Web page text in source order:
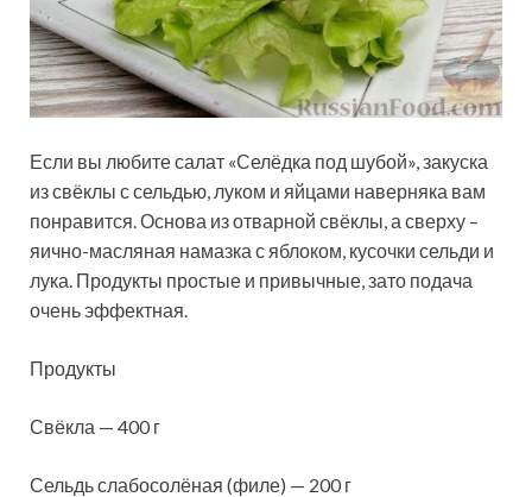
Если вы любите салат «Селёдка под шубой», закуска
из свёклы с сельдью, луком и яйцами наверняка вам
понравится. Основа из отварной свёклы, а сверху –
яично-масляная намазка с яблоком, кусочки сельди и
лука. Продукты простые и привычные, зато подача
очень эффектная.
Продукты
Свёкла — 400 г
Сельдь слабосолёная (филе) — 200 г